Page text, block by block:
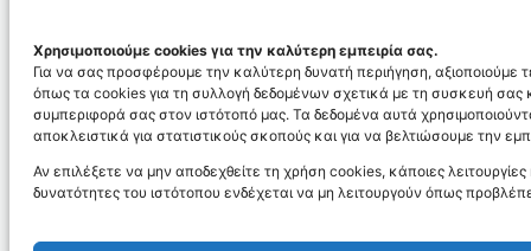
Χρησιμοποιούμε cookies για την καλύτερη εμπειρία σας.
Για να σας προσφέρουμε την καλύτερη δυνατή περιήγηση, αξιοποιούμε
όπως τα cookies για τη συλλογή δεδομένων σχετικά με τη συσκευή σας
συμπεριφορά σας στον ιστότοπό μας. Τα δεδομένα αυτά
αποκλειστικά για στατιστικούς σκοπούς και για να βελτιώσουμε την
Αν επιλέξετε να μην αποδεχθείτε τη χρήση cookies, κάποιες λειτουργίες
δυνατότητες του ιστότοπου ενδέχεται να μη λειτουργούν όπως